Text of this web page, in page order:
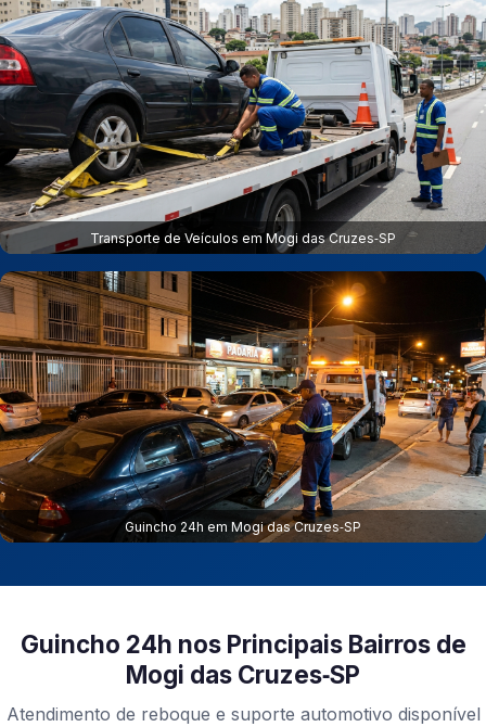
Transporte de Veículos em Mogi das Cruzes‑SP
Guincho 24h em Mogi das Cruzes‑SP
Guincho 24h nos Principais Bairros de
Mogi das Cruzes‑SP
Atendimento de reboque e suporte automotivo disponível